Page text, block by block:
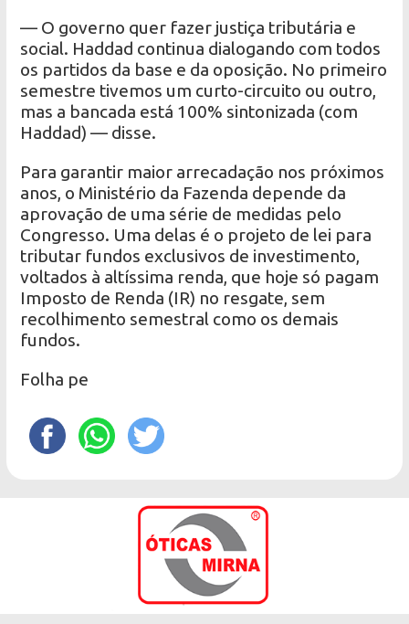
— O governo quer fazer justiça tributária e
social. Haddad continua dialogando com todos
os partidos da base e da oposição. No primeiro
semestre tivemos um curto-circuito ou outro,
mas a bancada está 100% sintonizada (com
Haddad) — disse.
Para garantir maior arrecadação nos próximos
anos, o Ministério da Fazenda depende da
aprovação de uma série de medidas pelo
Congresso. Uma delas é o projeto de lei para
tributar fundos exclusivos de investimento,
voltados à altíssima renda, que hoje só pagam
Imposto de Renda (IR) no resgate, sem
recolhimento semestral como os demais
fundos.
Folha pe